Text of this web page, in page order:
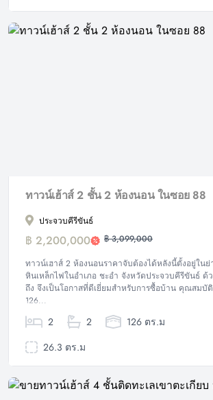
ทาวน์เฮ้าส์ 2 ชั้น 2 ห้องนอน ในซอย 88
ประจวบคีรีขันธ์
฿ 2,200,000 ฿ 3,099,000
ทาวน์เฮาส์ 2 ห้องนอนราคาจับต้องได้หลังนี้ตั้งอยู่ในย่
หินเหล็กไฟในอำเภอ ชะอำ จังหวัดประจวบคีรีขันธ์ ด้
ถึง จึงเป็นโอกาสที่ดีเยี่ยมสำหรับการซื้อบ้าน คุณสมบั
126...
2 2
126 ตร.ม
26.3 ตร.ม